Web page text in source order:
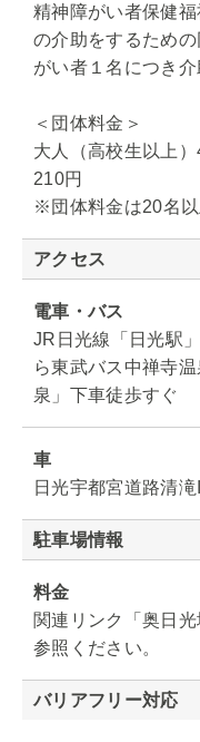
精神障がい者保健
の介助をするため
がい者１名につき介
＜団体料金＞
大人（高校生以上
210円
※団体料金は20名以
アクセス
電車・バス
JR日光線「日光駅
ら東武バス中禅寺
泉」下車徒歩すぐ
車
日光宇都宮道路清
駐車場情報
料金
関連リンク「奥日
参照ください。
バリアフリー対応